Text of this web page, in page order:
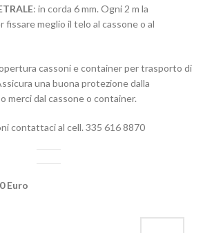
: in corda 6 mm. Ogni 2 m la
fissare meglio il telo al cassone o al
cassoni e container per trasporto di
una buona protezione dalla
merci dal cassone o container.
contattaci al cell. 335 616 8870
Euro